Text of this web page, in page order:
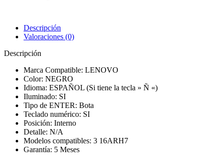
Descripción
Valoraciones (0)
Descripción
Marca Compatible: LENOVO
Color: NEGRO
Idioma: ESPAÑOL (Si tiene la tecla » Ñ «)
Iluminado: SI
Tipo de ENTER: Bota
Teclado numérico: SI
Posición: Interno
Detalle: N/A
Modelos compatibles: 3 16ARH7
Garantía: 5 Meses